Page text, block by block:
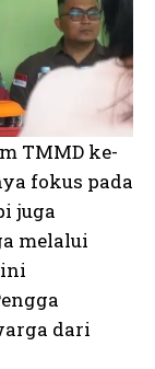
TMMD ke-
fokus pada
juga
melalui
dari